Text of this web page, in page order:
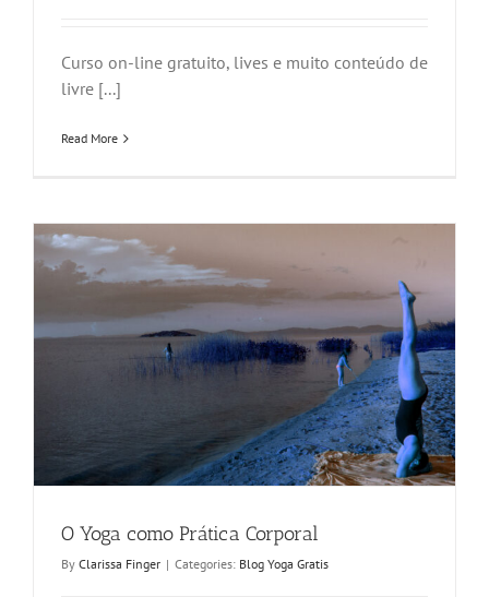
Curso on-line gratuito, lives e muito conteúdo de
livre [...]
Read More
O Yoga como Prática Corporal
By Clarissa Finger | Categories: Blog Yoga Gratis